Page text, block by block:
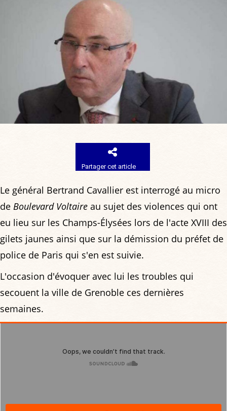
Partager cet article
Le général Bertrand Cavallier est interrogé au micro
de Boulevard Voltaire au sujet des violences qui ont
eu lieu sur les Champs-Élysées lors de l'acte XVIII des
gilets jaunes ainsi que sur la démission du préfet de
police de Paris qui s'en est suivie.
L'occasion d'évoquer avec lui les troubles qui
secouent la ville de Grenoble ces dernières
semaines.